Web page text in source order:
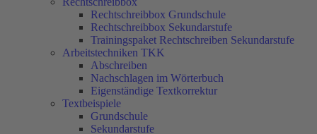
Rechtschreibbox Grundschule
Rechtschreibbox Sekundarstufe
Trainingspaket Rechtschreiben Sekundarstufe
Arbeitstechniken TKK
Abschreiben
Nachschlagen im Wörterbuch
Eigenständige Textkorrektur
Textbeispiele
Grundschule
Sekundarstufe